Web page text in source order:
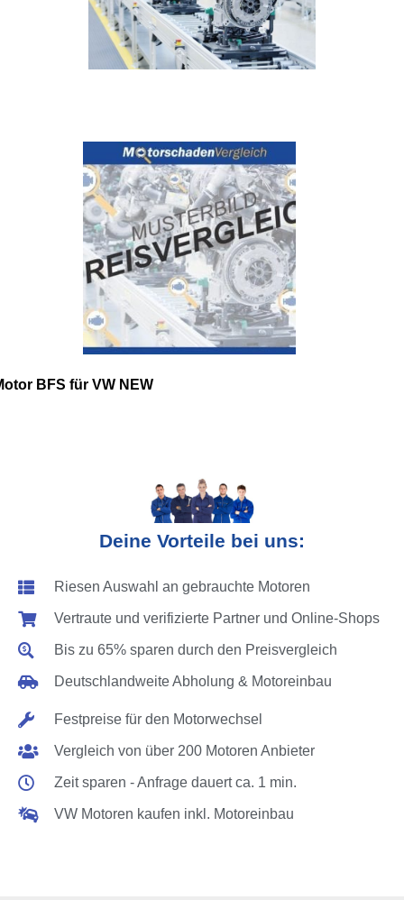
BFS für VW NEW
Deine Vorteile bei uns:
Riesen Auswahl an gebrauchte Motoren
Vertraute und verifizierte Partner und Online-Shops
Bis zu 65% sparen durch den Preisvergleich
Deutschlandweite Abholung & Motoreinbau
Festpreise für den Motorwechsel
Vergleich von über 200 Motoren Anbieter
Zeit sparen - Anfrage dauert ca. 1 min.
VW Motoren kaufen inkl. Motoreinbau